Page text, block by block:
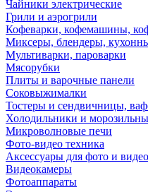
Чайники электрические
Грили и аэрогрили
Кофеварки, кофемашины,
Миксеры, блендеры,
Мультиварки, пароварки
Мясорубки
Плиты и варочные панели
Соковыжималки
Тостеры и сендвичницы,
Холодильники и
Микроволновые печи
Фото-видео техника
Аксессуары для фото и видео
Видеокамеры
Фотоаппараты